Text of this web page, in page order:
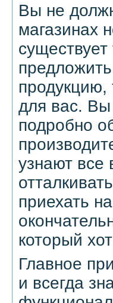
Вы не
магазинах
продукцию,
для вас. Вы
подробно
узнают все
приехать
который
Главное
и всегда